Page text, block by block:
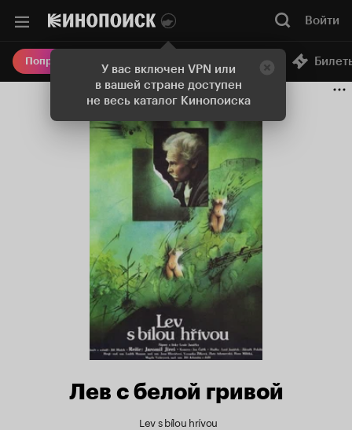
У вас включен VPN или
в вашей стране доступен
не весь каталог Кинопоиска
Войти
Попробовать Плюс Онлайн-кинотеатр
Лев с белой гривой
Lev s bílou hrívou